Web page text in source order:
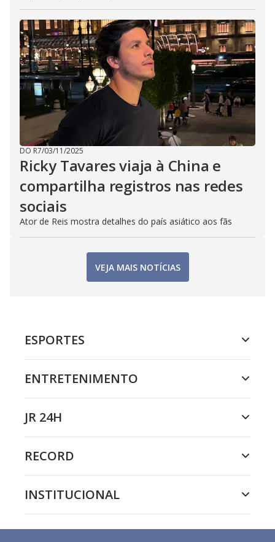
DO R7/03/11/2025
Ricky Tavares viaja à China e
compartilha registros nas redes
sociais
Ator de Reis mostra detalhes do país asiático aos fãs
VEJA MAIS NOTÍCIAS
ESPORTES
ENTRETENIMENTO
JR 24H
RECORD
INSTITUCIONAL